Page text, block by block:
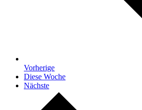
Vorherige
Diese Woche
Nächste